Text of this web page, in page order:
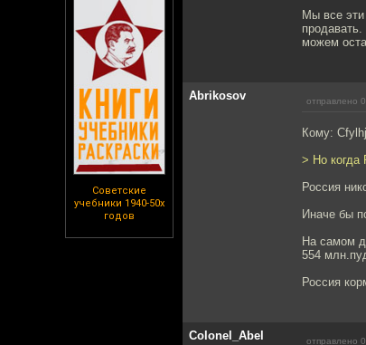
Советские
учебники 1940-50х
годов
Мы все
можем
Abrikosov отправлено
Кому:
> Но когда
Россия
Иначе бы
На самом
554
Россия
Colonel_Abel отправлено